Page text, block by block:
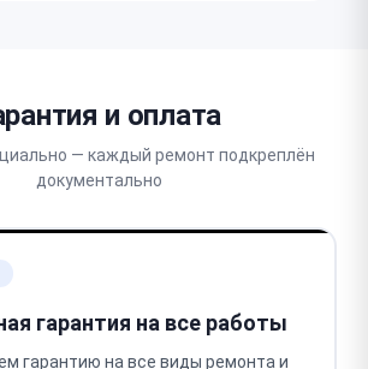
и оплата
— каждый ремонт подкреплён
документально
гарантия на все работы
гарантию на все виды ремонта и